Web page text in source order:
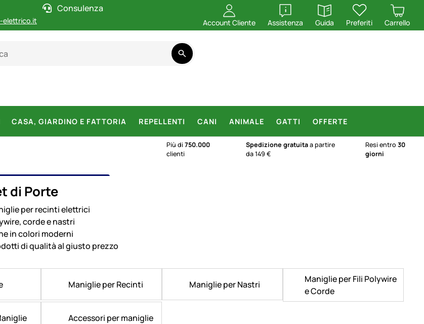
elettrico.it
Consulenza
Account Cliente Assistenza
apri
Guida
apri
Preferiti Carrello
CASA, GIARDINO E FATTORIA REPELLENTI CANI ANIMALE GATTI OFFERTE
Più di750.000
clienti
Spedizione gratuitaa partire
da 149 €
Resi entro30
giorni
SET DI PORTE
di Porte
per recinti elettrici
corde e nastri
in colori moderni
di qualità al giusto prezzo
Maniglie per Recinti Maniglie per Nastri
Maniglie per Fili Polywire
e Corde
Accessori per maniglie